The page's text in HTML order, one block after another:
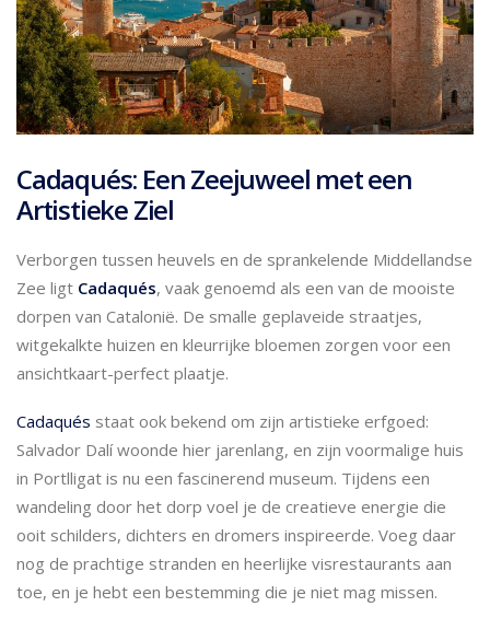
Cadaqués: Een Zeejuweel met een
Artistieke Ziel
Verborgen tussen heuvels en de sprankelende Middellandse
Zee ligt Cadaqués, vaak genoemd als een van de mooiste
dorpen van Catalonië. De smalle geplaveide straatjes,
witgekalkte huizen en kleurrijke bloemen zorgen voor een
ansichtkaart-perfect plaatje.
Cadaqués staat ook bekend om zijn artistieke erfgoed:
Salvador Dalí woonde hier jarenlang, en zijn voormalige huis
in Portlligat is nu een fascinerend museum. Tijdens een
wandeling door het dorp voel je de creatieve energie die
ooit schilders, dichters en dromers inspireerde. Voeg daar
nog de prachtige stranden en heerlijke visrestaurants aan
toe, en je hebt een bestemming die je niet mag missen.